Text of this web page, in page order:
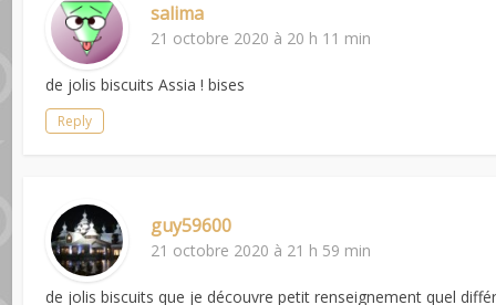
salima
21 octobre 2020 à 20 h 11 min
de jolis biscuits Assia ! bises
Reply
guy59600
21 octobre 2020 à 21 h 59 min
de jolis biscuits que je découvre petit renseignement quel